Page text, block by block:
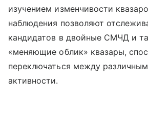
изучением изменчивости
наблюдения позволяют
кандидатов в двойные СМЧД и
«меняющие облик» квазары,
переключаться между
активности.